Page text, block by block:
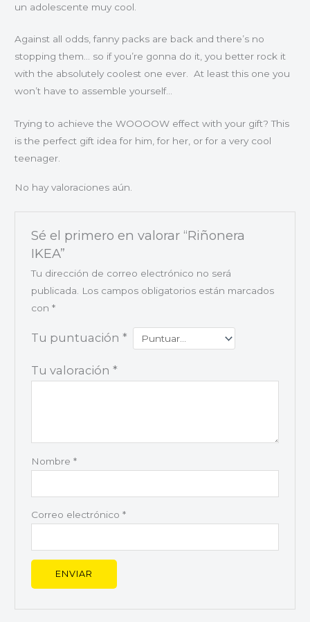
un adolescente muy cool.
Against all odds, fanny packs are back and there’s no
stopping them… so if you’re gonna do it, you better rock it
with the absolutely coolest one ever. At least this one you
won’t have to assemble yourself…
Trying to achieve the WOOOOW effect with your gift? This
is the perfect gift idea for him, for her, or for a very cool
teenager.
No hay valoraciones aún.
Sé el primero en valorar “Riñonera
IKEA”
Tu dirección de correo electrónico no será
publicada. Los campos obligatorios están marcados
con *
Tu puntuación *
Tu valoración *
Nombre *
Correo electrónico *